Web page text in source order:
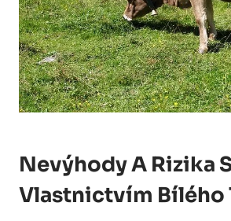
Nevýhody A Rizika
Vlastnictvím⁣ Bílého